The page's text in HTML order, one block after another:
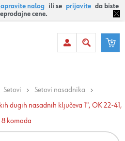
nalog ili se prijavite da biste
cene.
Setovi
Setovi nasadnika
dugih nasadnih ključeva 1", OK 22-41,
8 komada